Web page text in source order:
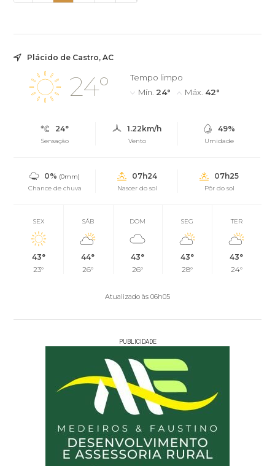
Plácido de Castro, AC
24°
Tempo limpo
Mín. 24° Máx. 42°
24°
Sensação
1.22km/h
Vento
49%
Umidade
0% (0mm)
Chance de chuva
07h24
Nascer do sol
07h25
Pôr do sol
SEX
43°
23°
SÁB
44°
26°
DOM
43°
26°
SEG
43°
28°
TER
43°
24°
Atualizado às 06h05
PUBLICIDADE